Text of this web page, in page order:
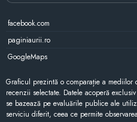
facebook.com
paginiaurii.ro
GoogleMaps
Graficul prezintă o comparație a
recenzii selectate. Datele acoperă
se bazează pe evaluările publice ale
serviciu diferit, ceea ce permite